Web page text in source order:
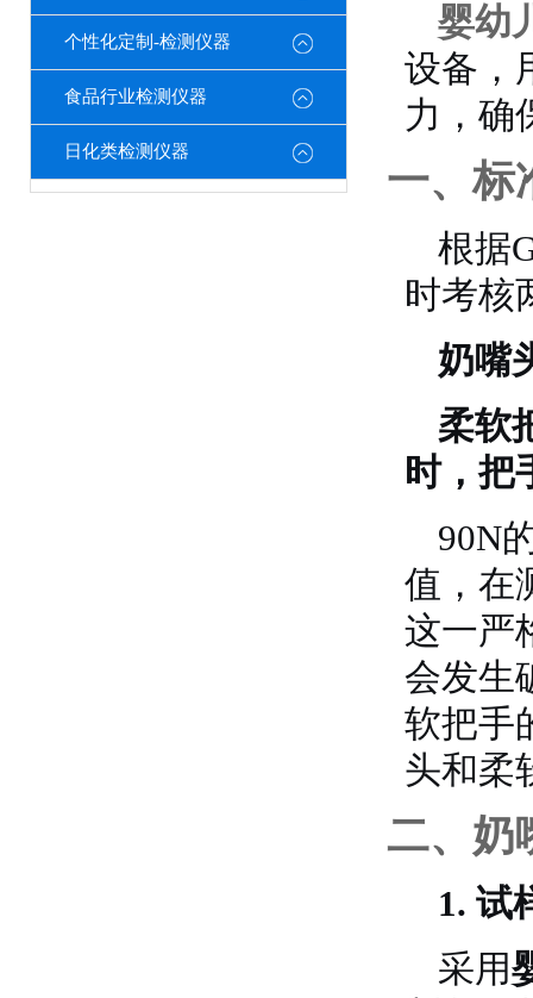
个性化定制-检测仪器
食品行业检测仪器
日化类检测仪器
婴幼
设备，
力，确
一、标
根据
时考核
奶嘴
柔软
时，把
90N
值，在
这一严
会发生
软把手
头和柔
二、奶
1. 试
采用